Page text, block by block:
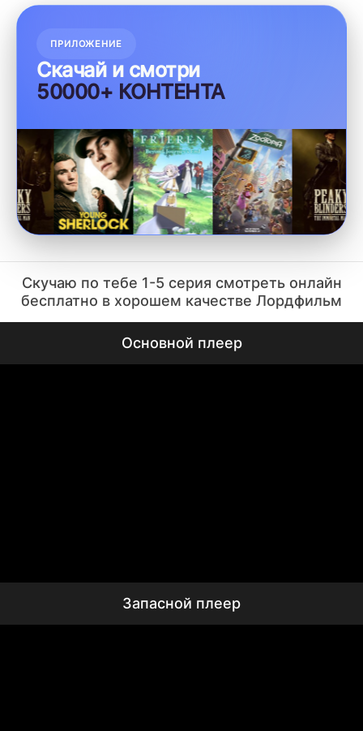
ПРИЛОЖЕНИЕ
Скачай и смотри
50000+ КОНТЕНТА
Скучаю по тебе 1-5 серия смотреть онлайн
бесплатно в хорошем качестве Лордфильм
Основной плеер
Запасной плеер